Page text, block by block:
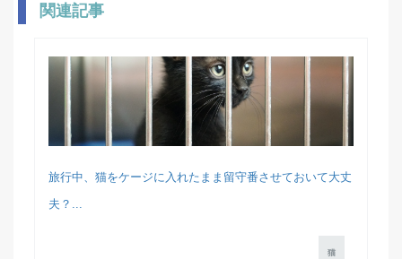
関連記事
旅行中、猫をケージに入れたまま留守番させておいて大丈
夫？...
猫